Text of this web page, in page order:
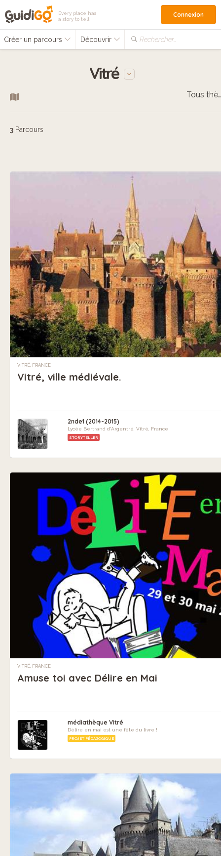
Every place has
a story to tell
Créer un parcours Découvrir Rechercher…
Connexion
Vitré
Tous thèmes
3 Parcours
VITRÉ, FRANCE
Vitré, ville médiévale.
2nde1 (2014-2015)
Lycée Bertrand d'Argentré, Vitré, France
STORYTELLER
VITRÉ, FRANCE
Amuse toi avec Délire en Mai
médiathèque Vitré
Délire en mai est une fête du livre !
PROJET PÉDAGOGIQUE